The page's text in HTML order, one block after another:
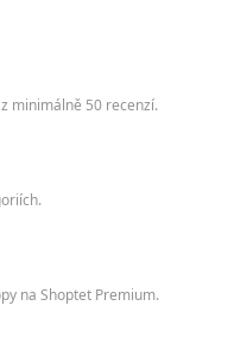
minimálně 50 recenzí.
na Shoptet Premium.